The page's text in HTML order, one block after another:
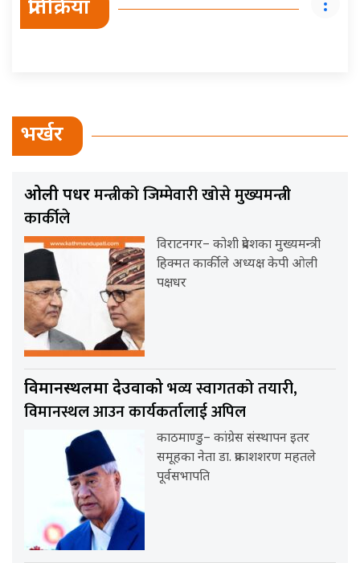
प्रतिक्रिया
भर्खर
ओली पक्षधरमन्त्रीको जिम्मेवारी खोसे मुख्यमन्त्री
कार्कीले
विराटनगर– कोशी प्रदेशका मुख्यमन्त्री
हिक्मत कार्कीले अध्यक्ष केपी ओली
पक्षधर
विमानस्थलमा देउवाकोभव्य स्वागतको तयारी,
विमानस्थल आउन कार्यकर्तालाई अपिल
काठमाण्डु– कांग्रेस संस्थापन इतर
समूहका नेता डा. प्रकाशशरण महतले
पूर्वसभापति